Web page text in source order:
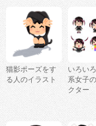
猫影ポーズをす
る人のイラスト
いろい
系女子
クター